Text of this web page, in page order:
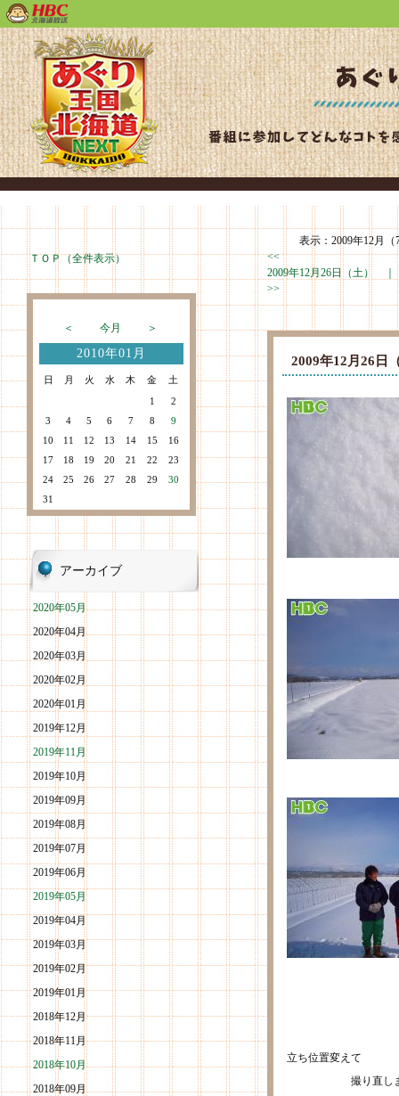
ＴＯＰ（全件表示）
＜ 今月 ＞
2010年01月
日 月 火 水 木 金
土
1
2
3
4 5 6 7 8
9
10
11 12 13 14 15
16
17
18 19 20 21 22
23
24
25 26 27 28 29
30
31
アーカイブ
2020年05月
2020年04月
2020年03月
2020年02月
2020年01月
2019年12月
2019年11月
2019年10月
2019年09月
2019年08月
2019年07月
2019年06月
2019年05月
2019年04月
2019年03月
2019年02月
2019年01月
2018年12月
2018年11月
2018年10月
2018年09月
表示：2009年12月（
<<
2009年12月26日（土）
>>
2009年12月26
立ち位置変えて
撮り直しま